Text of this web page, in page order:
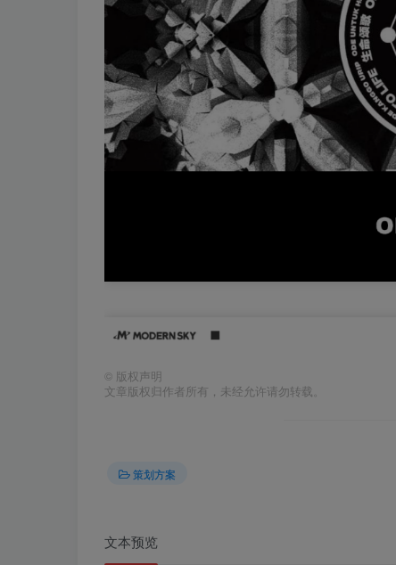
© 版权声明
文章版权归作者所有，未经允许请勿转载。
策划方案
文本预览